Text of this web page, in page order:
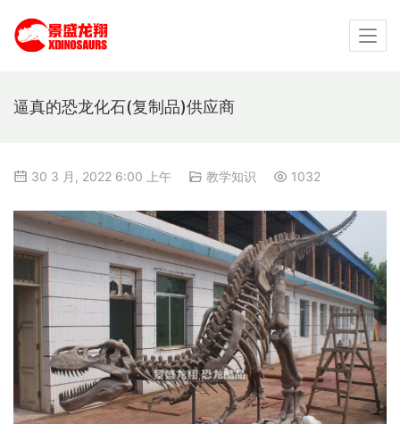
逼真的恐龙化石(复制品)供应商
30 3 月, 2022 6:00 上午 教学知识 1032